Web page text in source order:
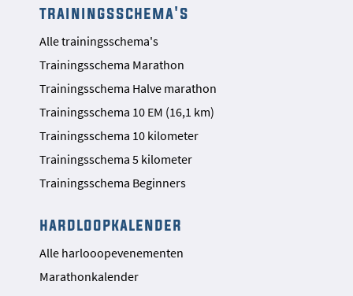
trainingsschema's
Alle trainingsschema's
Trainingsschema Marathon
Trainingsschema Halve marathon
Trainingsschema 10 EM (16,1 km)
Trainingsschema 10 kilometer
Trainingsschema 5 kilometer
Trainingsschema Beginners
hardloopkalender
Alle harlooopevenementen
Marathonkalender